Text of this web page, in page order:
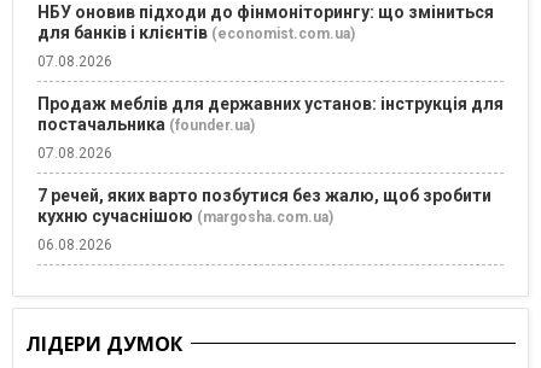
НБУ оновив підходи до фінмоніторингу: що зміниться
для банків і клієнтів (economist.com.ua)
07.08.2026
Продаж меблів для державних установ: інструкція для
постачальника (founder.ua)
07.08.2026
7 речей, яких варто позбутися без жалю, щоб зробити
кухню сучаснішою (margosha.com.ua)
06.08.2026
ЛІДЕРИ ДУМОК